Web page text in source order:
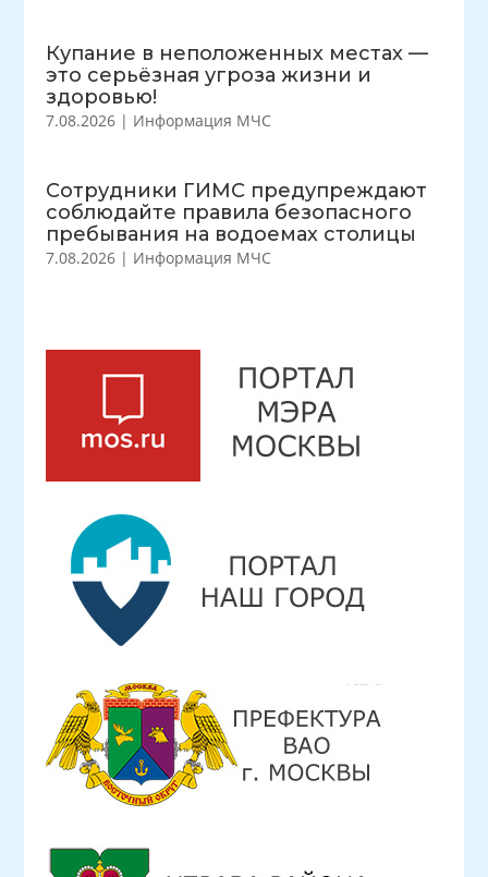
Купание в неположенных местах —
это серьёзная угроза жизни и
здоровью!
7.08.2026 | Информация МЧС
Сотрудники ГИМС предупреждают
соблюдайте правила безопасного
пребывания на водоемах столицы
7.08.2026 | Информация МЧС